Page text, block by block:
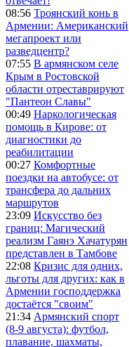
08:56 Троянский конь в
Армении: Американский
мегапроект или
разведцентр?
07:55 В армянском селе
Крым в Ростовской
области отреставрируют
"Пантеон Славы"
00:49 Наркологическая
помощь в Кирове: от
диагностики до
реабилитации
00:27 Комфортные
поездки на автобусе: от
трансфера до дальних
маршрутов
23:09 Искусство без
границ: Магический
реализм Гаянэ Хачатурян
представлен в Тамбове
22:08 Кризис для одних,
льготы для других: как в
Армении господдержка
достаётся "своим"
21:34 Армянский спорт
(8-9 августа): футбол,
плавание, шахматы,